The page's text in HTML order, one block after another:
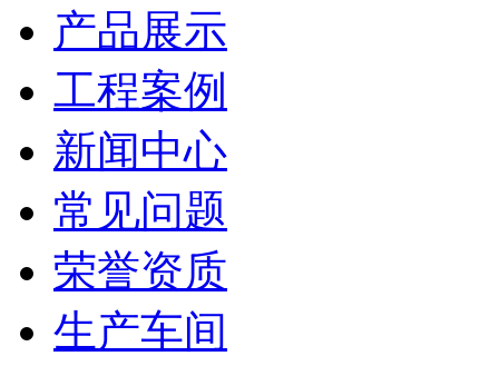
产品展示
工程案例
新闻中心
常见问题
荣誉资质
生产车间